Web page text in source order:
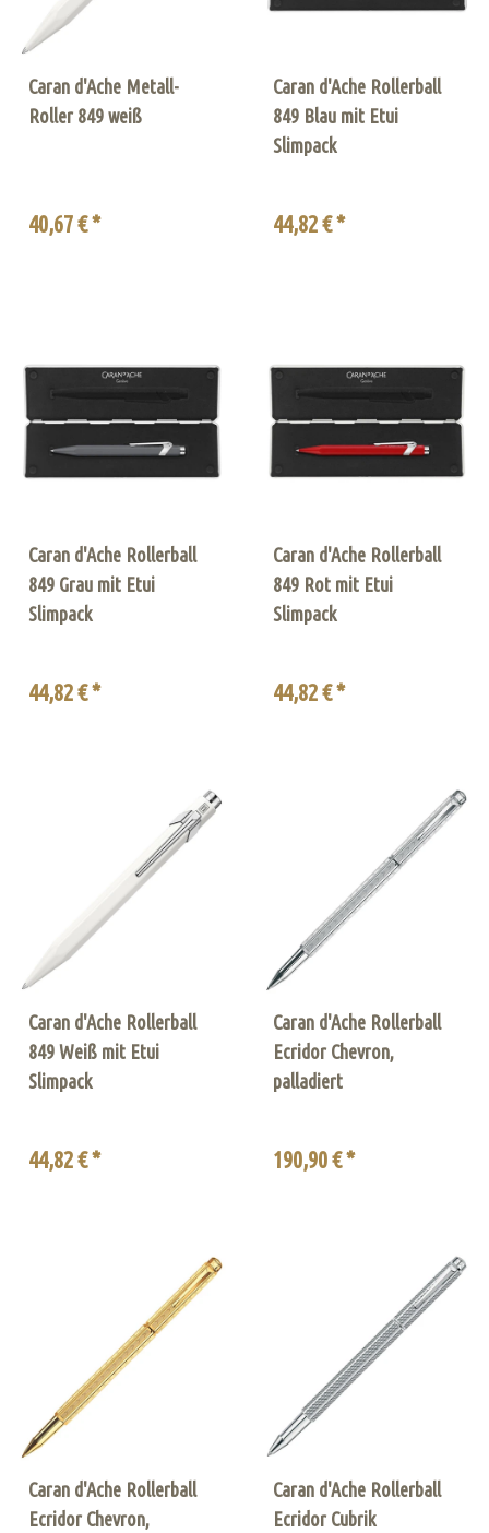
Caran d'Ache Metall-
Roller 849 weiß
40,67 € *
Caran d'Ache Rollerball
849 Blau mit Etui
Slimpack
44,82 € *
Caran d'Ache Rollerball
849 Grau mit Etui
Slimpack
44,82 € *
Caran d'Ache Rollerball
849 Rot mit Etui
Slimpack
44,82 € *
Caran d'Ache Rollerball
849 Weiß mit Etui
Slimpack
44,82 € *
Caran d'Ache Rollerball
Ecridor Chevron,
palladiert
190,90 € *
Caran d'Ache Rollerball
Ecridor Chevron,
Caran d'Ache Rollerball
Ecridor Cubrik